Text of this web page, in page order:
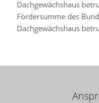
Dachgewächshaus
Fördersumme des
Dachgewächshaus